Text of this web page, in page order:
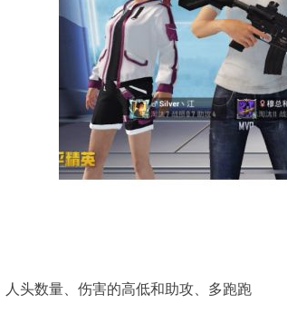
人头数量、伤害的高低和助攻、多跑跑